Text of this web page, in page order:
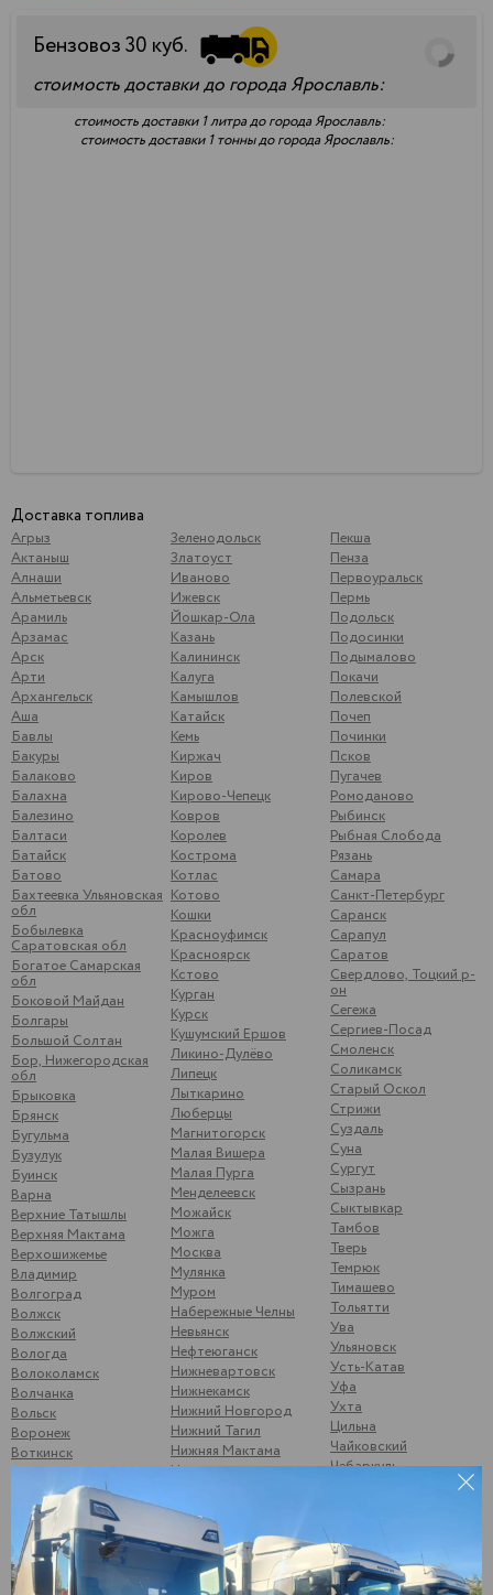
Бензовоз30 куб.
стоимость доставки до города Ярославль:
стоимость доставки 1 литра до города Ярославль:
стоимость доставки 1 тонны до города Ярославль:
Доставка топлива
Агрыз
Актаныш
Алнаши
Альметьевск
Арамиль
Арзамас
Арск
Арти
Архангельск
Аша
Бавлы
Бакуры
Балаково
Балахна
Балезино
Балтаси
Батайск
Батово
Бахтеевка Ульяновская
обл
Бобылевка
Саратовская обл
Богатое Самарская
обл
Боковой Майдан
Болгары
Большой Солтан
Бор, Нижегородская
обл
Брыковка
Брянск
Бугульма
Бузулук
Буинск
Варна
Верхние Татышлы
Верхняя Мактама
Верхошижемье
Владимир
Волгоград
Волжск
Волжский
Вологда
Волоколамск
Волчанка
Вольск
Воронеж
Воткинск
Вятские Поляны
Гороховец
Гусь-Хрустальный
Данилкино
Саратовская обл
Демьяново
Дзержинск
Зеленодольск
Златоуст
Иваново
Ижевск
Йошкар-Ола
Казань
Калининск
Калуга
Камышлов
Катайск
Кемь
Киржач
Киров
Кирово-Чепецк
Ковров
Королев
Кострома
Котлас
Котово
Кошки
Красноуфимск
Красноярск
Кстово
Курган
Курск
Кушумский Ершов
Ликино-Дулёво
Липецк
Лыткарино
Люберцы
Магнитогорск
Малая Вишера
Малая Пурга
Менделеевск
Можайск
Можга
Москва
Мулянка
Муром
Набережные Челны
Невьянск
Нефтеюганск
Нижневартовск
Нижнекамск
Нижний Новгород
Нижний Тагил
Нижняя Мактама
Никольск
Новый Оскол
Ноябрьск
Одинцово
Октябрьск
Омск
Пекша
Пенза
Первоуральск
Пермь
Подольск
Подосинки
Подымалово
Покачи
Полевской
Почеп
Починки
Псков
Пугачев
Ромоданово
Рыбинск
Рыбная Слобода
Рязань
Самара
Санкт-Петербург
Саранск
Сарапул
Саратов
Свердлово, Тоцкий р-
он
Сегежа
Сергиев-Посад
Смоленск
Соликамск
Старый Оскол
Стрижи
Суздаль
Суна
Сургут
Сызрань
Сыктывкар
Тамбов
Тверь
Темрюк
Тимашево
Тольятти
Ува
Ульяновск
Усть-Катав
Уфа
Ухта
Цильна
Чайковский
Чебаркуль
Чернушка
Шубино
Шумерля